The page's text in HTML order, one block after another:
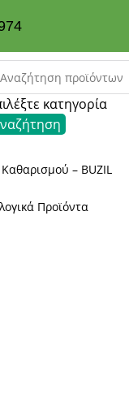
κατηγορία
Καθαρισμού – BUZIL
Προϊόντα